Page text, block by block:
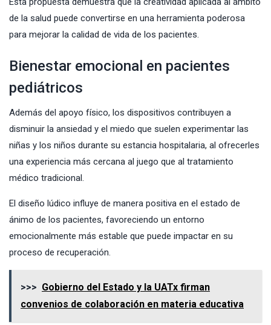
de la salud puede convertirse en una herramienta poderosa
para mejorar la calidad de vida de los pacientes.
Bienestar emocional en pacientes
pediátricos
Además del apoyo físico, los dispositivos contribuyen a
disminuir la ansiedad y el miedo que suelen experimentar las
niñas y los niños durante su estancia hospitalaria, al ofrecerles
una experiencia más cercana al juego que al tratamiento
médico tradicional.
El diseño lúdico influye de manera positiva en el estado de
ánimo de los pacientes, favoreciendo un entorno
emocionalmente más estable que puede impactar en su
proceso de recuperación.
>>> Gobierno del Estado y la UATx firman
convenios de colaboración en materia educativa